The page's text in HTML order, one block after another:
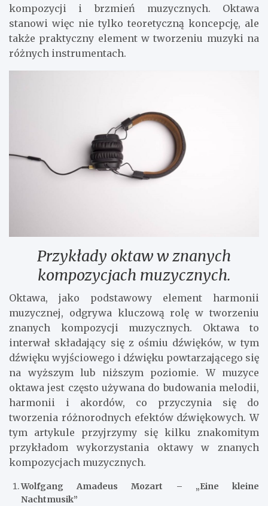
kompozycji i brzmień muzycznych. Oktawa
stanowi więc nie tylko teoretyczną koncepcję, ale
także praktyczny element w tworzeniu muzyki na
różnych instrumentach.
Przykłady oktaw w znanych
kompozycjach muzycznych.
Oktawa, jako podstawowy element harmonii
muzycznej, odgrywa kluczową rolę w tworzeniu
znanych kompozycji muzycznych. Oktawa to
interwał składający się z ośmiu dźwięków, w tym
dźwięku wyjściowego i dźwięku powtarzającego się
na wyższym lub niższym poziomie. W muzyce
oktawa jest często używana do budowania melodii,
harmonii i akordów, co przyczynia się do
tworzenia różnorodnych efektów dźwiękowych. W
tym artykule przyjrzymy się kilku znakomitym
przykładom wykorzystania oktawy w znanych
kompozycjach muzycznych.
Wolfgang Amadeus Mozart – „Eine kleine
Nachtmusik”